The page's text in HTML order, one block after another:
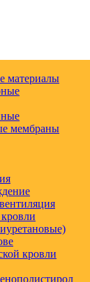
материалы
мембраны
кровли